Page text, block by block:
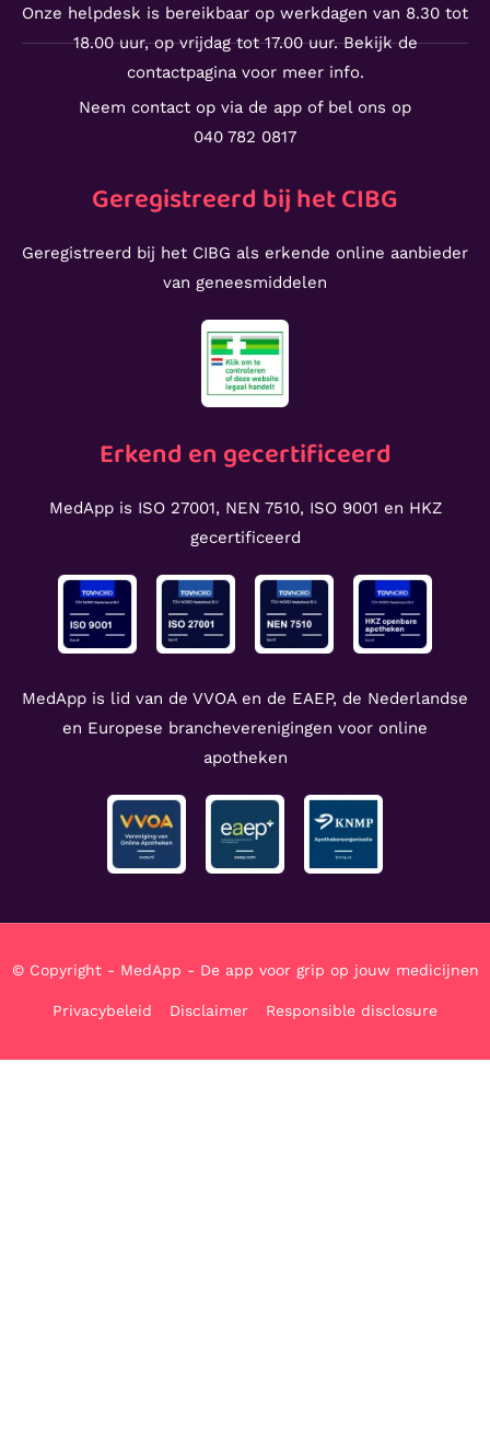
Onze helpdesk is bereikbaar op werkdagen van 8.30 tot
18.00 uur, op vrijdag tot 17.00 uur. Bekijk de
contactpagina voor meer info.
Neem contact op via de app of bel ons op
040 782 0817
Geregistreerd bij het CIBG
Geregistreerd bij het CIBG als erkende online aanbieder
van geneesmiddelen
Erkend en gecertificeerd
MedApp is ISO 27001, NEN 7510, ISO 9001 en HKZ
gecertificeerd
MedApp is lid van de VVOA en de EAEP, de Nederlandse
en Europese brancheverenigingen voor online
apotheken
© Copyright - MedApp - De app voor grip op jouw medicijnen
Privacybeleid Disclaimer Responsible disclosure